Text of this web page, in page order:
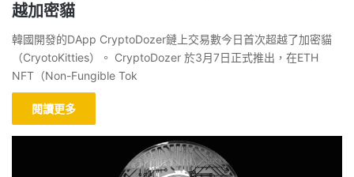
越加密貓
韓國開發的DApp CryptoDozer鏈上交易數今日首次超越了加密貓
（CryotoKitties）。 CryptoDozer 於3月7日正式推出，在ETH
NFT（Non-Fungible Tok
閱讀更多